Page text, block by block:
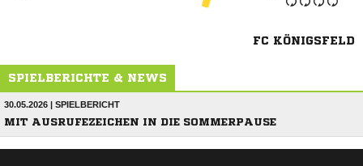
FC KÖNIGSFELD
SPIELBERICHTE & NEWS
30.05.2026 | SPIELBERICHT
MIT AUSRUFEZEICHEN IN DIE SOMMERPAUSE